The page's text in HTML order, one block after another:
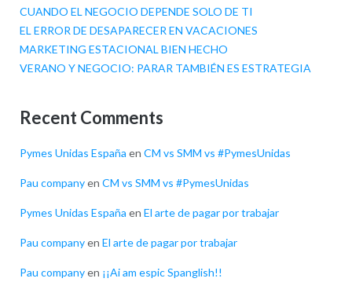
CUANDO EL NEGOCIO DEPENDE SOLO DE TI
EL ERROR DE DESAPARECER EN VACACIONES
MARKETING ESTACIONAL BIEN HECHO
VERANO Y NEGOCIO: PARAR TAMBIÉN ES ESTRATEGIA
Recent Comments
Pymes Unidas España en CM vs SMM vs #PymesUnidas
Pau companyen CM vs SMM vs #PymesUnidas
Pymes Unidas España en El arte de pagar por trabajar
Pau companyen El arte de pagar por trabajar
Pau companyen ¡¡Ai am espic Spanglish!!